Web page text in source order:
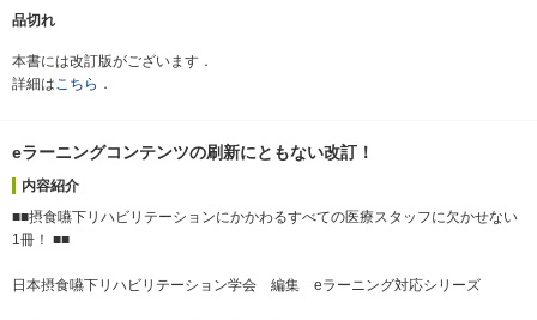
品切れ
本書には改訂版がございます．
詳細はこちら ．
eラーニングコンテンツの刷新にともない改訂！
内容紹介
■■摂食嚥下リハビリテーションにかかわるすべての医療スタッフに欠かせない
1冊！ ■■
日本摂食嚥下リハビリテーション学会 編集 eラーニング対応シリーズ